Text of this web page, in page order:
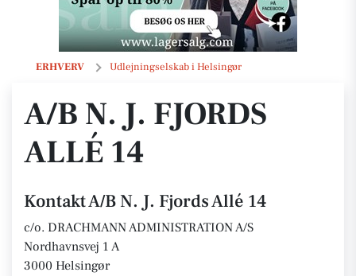
ERHVERV Udlejningselskab i Helsingør
A/B N. J. Fjords Allé 14
A/B N. J. FJORDS
ALLÉ 14
Kontakt A/B N. J. Fjords Allé 14
c/o. DRACHMANN ADMINISTRATION A/S
Nordhavnsvej 1 A
3000 Helsingør